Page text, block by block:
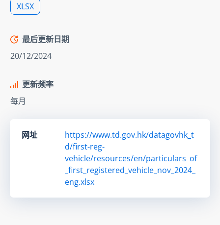
XLSX
最后更新日期
20/12/2024
更新频率
每月
网址
https://www.td.gov.hk/datagovhk_t
d/first-reg-
vehicle/resources/en/particulars_of
_first_registered_vehicle_nov_2024_
eng.xlsx